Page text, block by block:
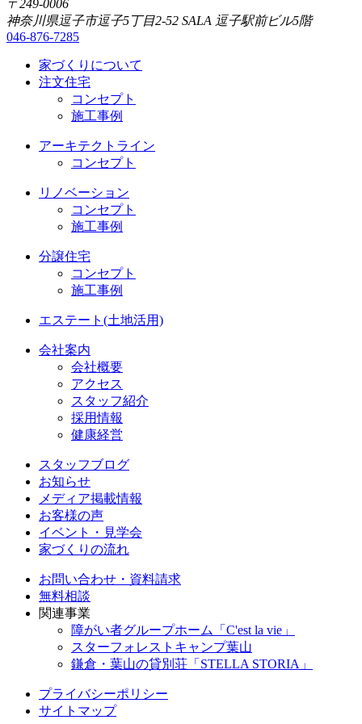
〒249-0006
神奈川県逗子市逗子5丁目2-52 SALA 逗子駅前ビル5階
046-876-7285
家づくりについて
注文住宅
コンセプト
施工事例
アーキテクトライン
コンセプト
リノベーション
コンセプト
施工事例
分譲住宅
コンセプト
施工事例
エステート(土地活用)
会社案内
会社概要
アクセス
スタッフ紹介
採用情報
健康経営
スタッフブログ
お知らせ
メディア掲載情報
お客様の声
イベント・見学会
家づくりの流れ
お問い合わせ・資料請求
無料相談
関連事業
障がい者グループホーム「C'est la vie」
スターフォレストキャンプ葉山
鎌倉・葉山の貸別荘「STELLA STORIA」
プライバシーポリシー
サイトマップ